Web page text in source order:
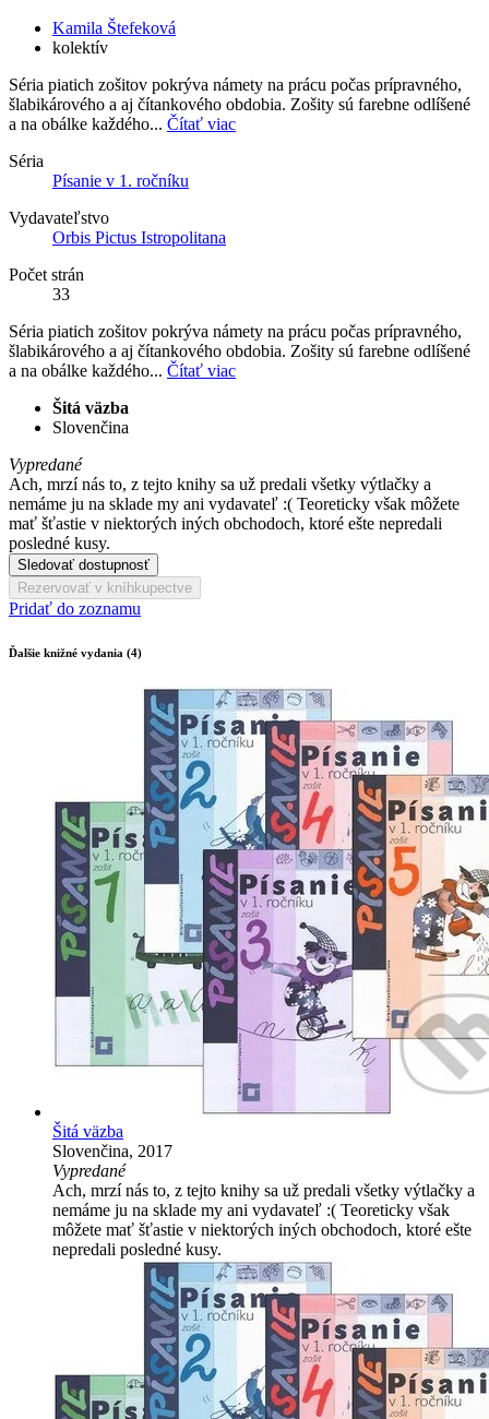
Kamila Štefeková
kolektív
Séria piatich zošitov pokrýva námety na prácu počas prípravného,
šlabikárového a aj čítankového obdobia. Zošity sú farebne odlíšené
a na obálke každého... Čítať viac
Séria
Písanie v 1. ročníku
Vydavateľstvo
Orbis Pictus Istropolitana
Počet strán
33
Séria piatich zošitov pokrýva námety na prácu počas prípravného,
šlabikárového a aj čítankového obdobia. Zošity sú farebne odlíšené
a na obálke každého... Čítať viac
Šitá väzba
Slovenčina
Vypredané
Ach, mrzí nás to, z tejto knihy sa už predali všetky výtlačky a
nemáme ju na sklade my ani vydavateľ :( Teoreticky však môžete
mať šťastie v niektorých iných obchodoch, ktoré ešte nepredali
posledné kusy.
Sledovať dostupnosť
Rezervovať v kníhkupectve
Pridať do zoznamu
Ďalšie knižné vydania (4)
Šitá väzba
Slovenčina, 2017
Vypredané
Ach, mrzí nás to, z tejto knihy sa už predali všetky výtlačky a
nemáme ju na sklade my ani vydavateľ :( Teoreticky však
môžete mať šťastie v niektorých iných obchodoch, ktoré ešte
nepredali posledné kusy.